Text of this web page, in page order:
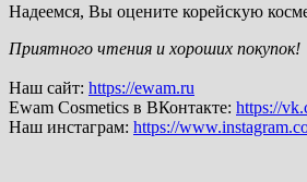
Надеемся, Вы оцените корейскую
Приятного чтения и хороших покупок!
Наш сайт: https://ewam.ru
Ewam Cosmetics в ВКонтакте: https://
Наш инстаграм: https://